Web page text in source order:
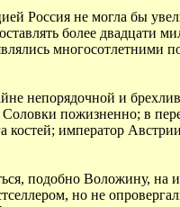
Россия не могла бы
более двадцати
многосотлетними
непорядочной и
пожизненно; в
костей; император
подобно Воложину,
но не